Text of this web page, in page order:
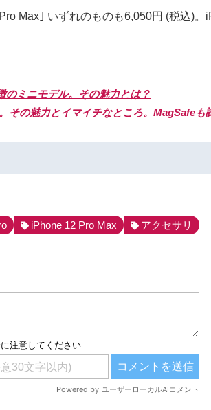
Max｣ いずれのものも6,050円 (税込)
ミニモデル。その魅力とは？
の魅力とイマイチなところ。MagSafeも
iPhone 12 Pro Max アクセサリ